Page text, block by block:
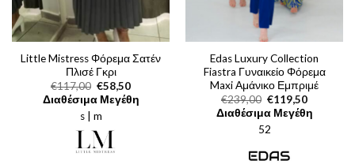
Little Mistress Φόρεμα Σατέν
Πλισέ Γκρι
€117,00 Original
price
was:
€117,00.
€58,50Η
τρέχουσα
τιμή
Διαθέσιμα Μεγέθη
s | m
Edas Luxury Collection
Fiastra Γυναικείο Φόρεμα
Maxi Αμάνικο Εμπριμέ
€239,00 Original
price
was:
€239,00.
€119,50Η
τρέχουσα
τιμή
Διαθέσιμα Μεγέθη
52